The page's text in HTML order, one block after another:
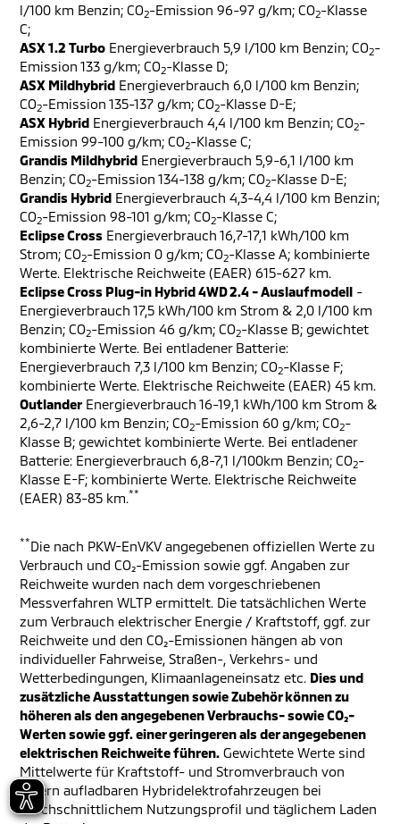
l/100 km Benzin; CO2-Emission 96-97 g/km; CO2-Klasse
C;
ASX 1.2 Turbo Energieverbrauch 5,9 l/100 km Benzin; CO2-
Emission 133 g/km; CO2-Klasse D;
ASX Mildhybrid Energieverbrauch 6,0 l/100 km Benzin;
CO2-Emission 135-137 g/km; CO2-Klasse D-E;
ASX Hybrid Energieverbrauch 4,4 l/100 km Benzin; CO2-
Emission 99-100 g/km; CO2-Klasse C;
Grandis Mildhybrid Energieverbrauch 5,9-6,1 l/100 km
Benzin; CO2-Emission 134-138 g/km; CO2-Klasse D-E;
Grandis Hybrid Energieverbrauch 4,3-4,4 l/100 km Benzin;
CO2-Emission 98-101 g/km; CO2-Klasse C;
Eclipse Cross Energieverbrauch 16,7-17,1 kWh/100 km
Strom; CO2-Emission 0 g/km; CO2-Klasse A; kombinierte
Werte. Elektrische Reichweite (EAER) 615-627 km.
Eclipse Cross Plug-in Hybrid 4WD 2.4 - Auslaufmodell -
Energieverbrauch 17,5 kWh/100 km Strom & 2,0 l/100 km
Benzin; CO2-Emission 46 g/km; CO2-Klasse B; gewichtet
kombinierte Werte. Bei entladener Batterie:
Energieverbrauch 7,3 l/100 km Benzin; CO2-Klasse F;
kombinierte Werte. Elektrische Reichweite (EAER) 45 km.
Outlander Energieverbrauch 16-19,1 kWh/100 km Strom &
2,6-2,7 l/100 km Benzin; CO2-Emission 60 g/km; CO2-
Klasse B; gewichtet kombinierte Werte. Bei entladener
Batterie: Energieverbrauch 6,8-7,1 l/100km Benzin; CO2-
Klasse E-F; kombinierte Werte. Elektrische Reichweite
(EAER) 83-85 km.**
**Die nach PKW-EnVKV angegebenen offiziellen Werte zu
Verbrauch und CO₂-Emission sowie ggf. Angaben zur
Reichweite wurden nach dem vorgeschriebenen
Messverfahren WLTP ermittelt. Die tatsächlichen Werte
zum Verbrauch elektrischer Energie / Kraftstoff, ggf. zur
Reichweite und den CO₂-Emissionen hängen ab von
individueller Fahrweise, Straßen-, Verkehrs- und
Wetterbedingungen, Klimaanlageneinsatz etc. Dies und
zusätzliche Ausstattungen sowie Zubehör können zu
höheren als den angegebenen Verbrauchs- sowie CO₂-
Werten sowie ggf. einer geringeren als der angegebenen
elektrischen Reichweite führen. Gewichtete Werte sind
Mittelwerte für Kraftstoff- und Stromverbrauch von
extern aufladbaren Hybridelektrofahrzeugen bei
durchschnittlichem Nutzungsprofil und täglichem Laden